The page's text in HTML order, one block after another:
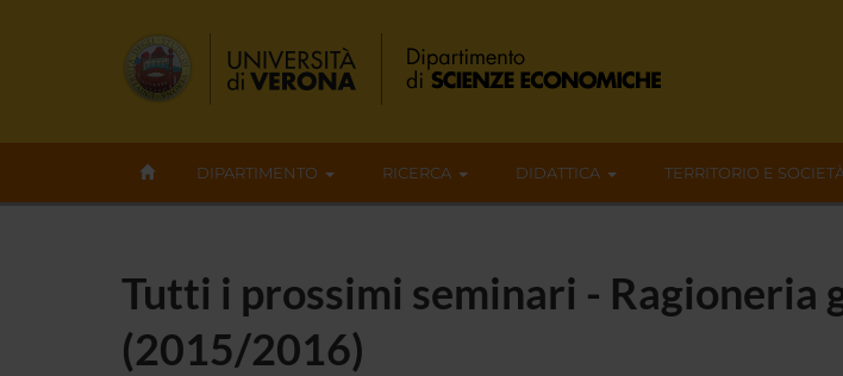
DIPARTIMENTO RICERCA DIDATTICA TERRITORIO E
Tutti i prossimi seminari - Ragioneria
(2015/2016)